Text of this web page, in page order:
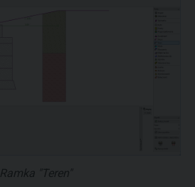
Ramka "Teren"